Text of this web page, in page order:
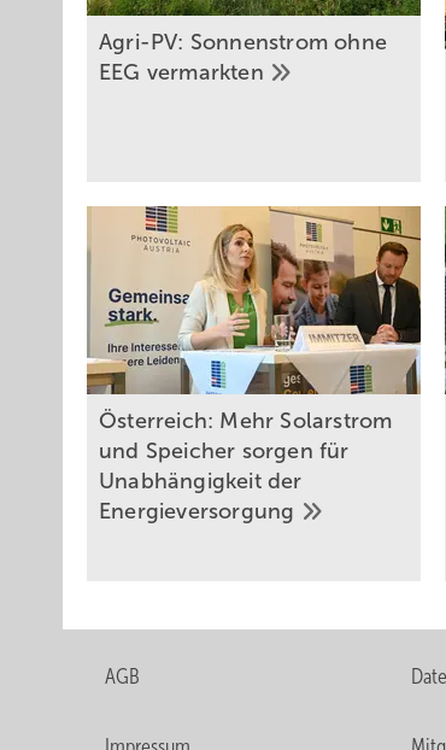
Agri-PV: Sonnenstrom ohne
EEG vermarkten
Österreich: Mehr Solarstrom
und Speicher sorgen für
Unabhängigkeit der
Energieversorgung
AGB